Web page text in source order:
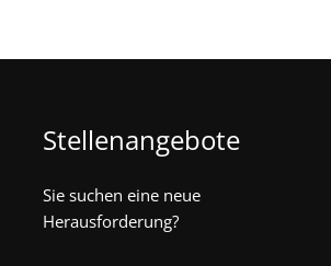
Stellenangebote
Sie suchen eine neue
Herausforderung?